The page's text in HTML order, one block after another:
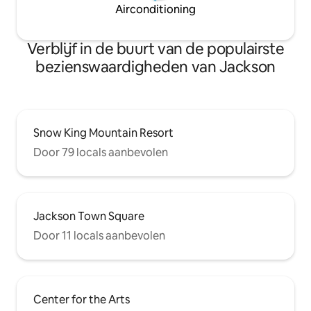
Airconditioning
Verblijf in de buurt van de populairste
bezienswaardigheden van Jackson
Snow King Mountain Resort
Door 79 locals aanbevolen
Jackson Town Square
Door 11 locals aanbevolen
Center for the Arts